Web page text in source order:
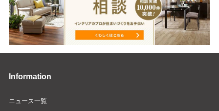
Information
ニュース一覧